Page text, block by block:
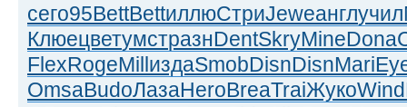
сего95BettBettиллюСтриJeweанглучил
КлюецветумстразнDentSkryMineDona
FlexRogeMillиздаSmobDisnDisnMari
OmsaBudoЛазаHeroBreaTraiЖукоWind